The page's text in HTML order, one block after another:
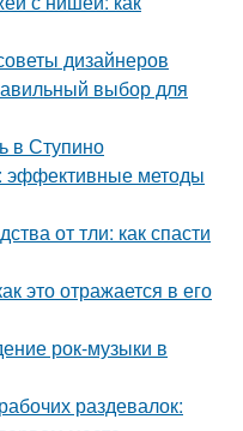
дизайнеров
выбор для
в Ступино
эффективные методы
от тли: как спасти
это отражается в его
рок-музыки в
раздевалок: